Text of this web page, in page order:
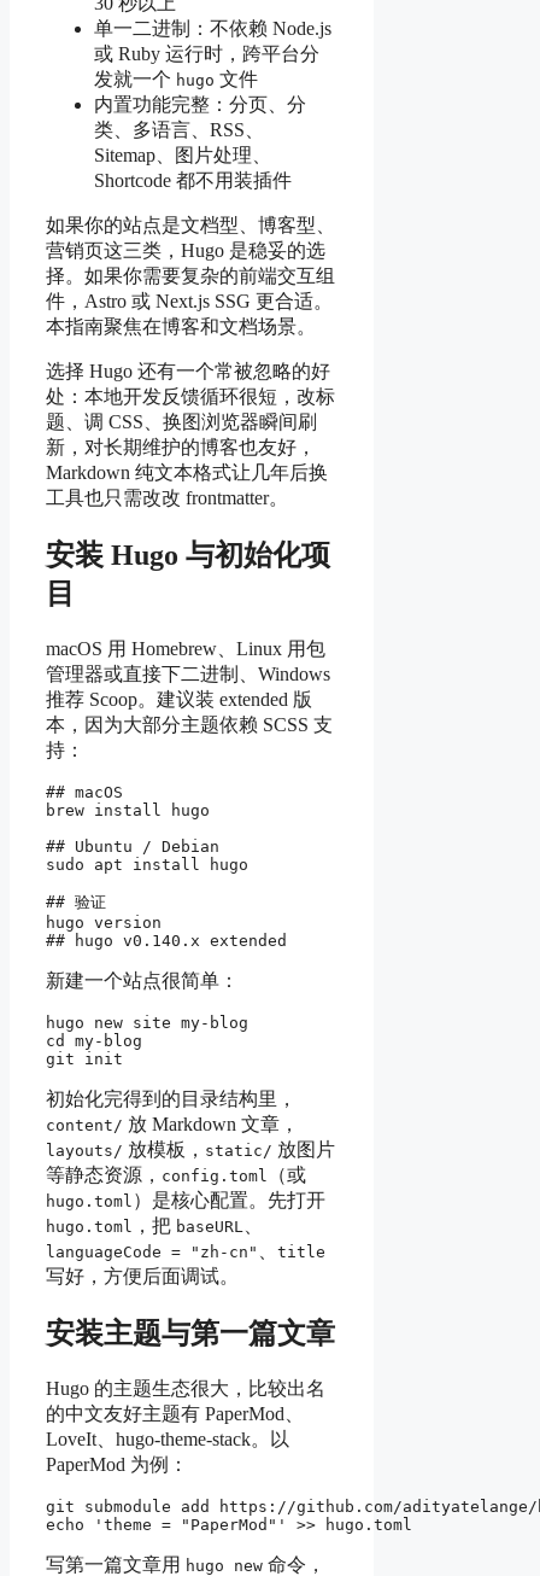
单一二进制：不依赖 Node.js
或 Ruby 运行时，跨平台分
发就一个 hugo 文件
内置功能完整：分页、分
类、多语言、RSS、
Sitemap、图片处理、
Shortcode 都不用装插件
如果你的站点是文档型、博客型、
营销页这三类，Hugo 是稳妥的选
择。如果你需要复杂的前端交互组
件，Astro 或 Next.js SSG 更合适。
本指南聚焦在博客和文档场景。
选择 Hugo 还有一个常被忽略的好
处：本地开发反馈循环很短，改标
题、调 CSS、换图浏览器瞬间刷
新，对长期维护的博客也友好，
Markdown 纯文本格式让几年后换
工具也只需改改 frontmatter。
安装 Hugo 与初始化项
目
macOS 用 Homebrew、Linux 用包
管理器或直接下二进制、Windows
推荐 Scoop。建议装 extended 版
本，因为大部分主题依赖 SCSS 支
持：
## macOS
brew install hugo
## Ubuntu / Debian
sudo apt install hugo
## 验证
hugo version
新建一个站点很简单：
hugo new site my-blog
cd my-blog
初始化完得到的目录结构里，
content/ 放 Markdown 文章，
layouts/ 放模板， static/ 放图片
等静态资源， config.toml （或
hugo.toml ）是核心配置。先打开
hugo.toml ，把 baseURL
languageCode = "zh-cn" title
写好，方便后面调试。
安装主题与第一篇文章
Hugo 的主题生态很大，比较出名
的中文友好主题有 PaperMod、
LoveIt、hugo-theme-stack。以
PaperMod 为例：
git submodule add https://github.com/adityatelange/
写第一篇文章用 hugo new 命令，